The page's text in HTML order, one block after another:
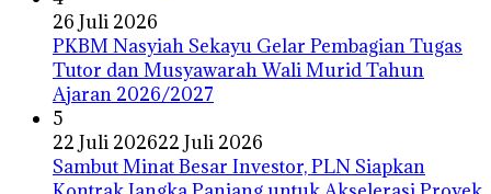
26 Juli 2026
PKBM Nasyiah Sekayu Gelar Pembagian Tugas
Tutor dan Musyawarah Wali Murid Tahun
Ajaran 2026/2027
5
22 Juli 202622 Juli 2026
Sambut Minat Besar Investor, PLN Siapkan